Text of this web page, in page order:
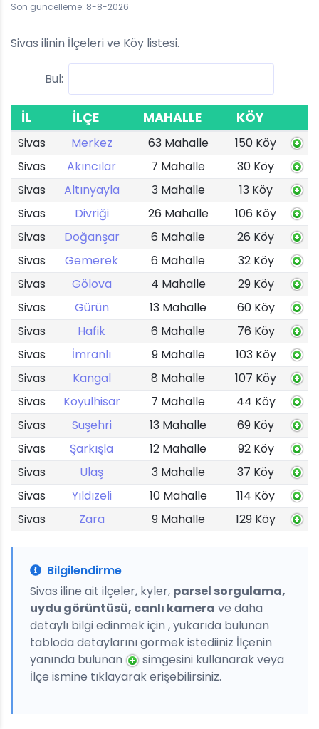
Son güncelleme: 8-8-2026
Sivas ilinin İlçeleri ve Köy listesi.
Bul:
İL İLÇE MAHALLE KÖY
Sivas Merkez 63 Mahalle
150 Köy
Sivas
Akıncılar 7 Mahalle
30 Köy
Sivas
Altınyayla 3 Mahalle
13 Köy
Sivas
Divriği 26 Mahalle
106 Köy
Sivas
Doğanşar 6 Mahalle
26 Köy
Sivas
Gemerek 6 Mahalle
32 Köy
Sivas
Gölova 4 Mahalle
29 Köy
Sivas
Gürün 13 Mahalle
60 Köy
Sivas
Hafik 6 Mahalle
76 Köy
Sivas
İmranlı 9 Mahalle
103 Köy
Sivas
Kangal 8 Mahalle
107 Köy
Sivas
Koyulhisar 7 Mahalle
44 Köy
Sivas
Suşehri 13 Mahalle
69 Köy
Sivas
Şarkışla 12 Mahalle
92 Köy
Sivas
Ulaş 3 Mahalle
37 Köy
Sivas
Yıldızeli 10 Mahalle
114 Köy
Sivas
Zara 9 Mahalle 129 Köy
Bilgilendirme
Sivas iline ait ilçeler, kyler, parsel sorgulama,
uydu görüntüsü, canlı kamera ve daha
detaylı bilgi edinmek için , yukarıda bulunan
tabloda detaylarını görmek istediiniz İlçenin
yanında bulunan
simgesini kullanarak veya
İlçe ismine tıklayarak erişebilirsiniz.